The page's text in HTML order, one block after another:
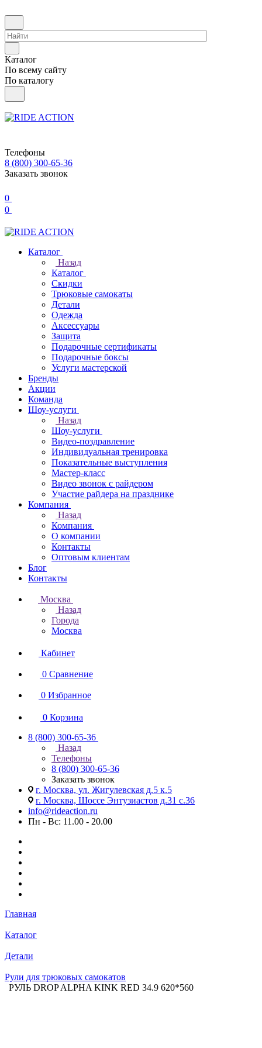
Каталог
По всему сайту
По каталогу
Телефоны
8 (800) 300-65-36
Заказать звонок
0
0
Каталог
Назад
Каталог
Скидки
Трюковые самокаты
Детали
Одежда
Аксессуары
Защита
Подарочные сертификаты
Подарочные боксы
Услуги мастерской
Бренды
Акции
Команда
Шоу-услуги
Назад
Шоу-услуги
Видео-поздравление
Индивидуальная тренировка
Показательные выступления
Мастер-класс
Видео звонок с райдером
Участие райдера на празднике
Компания
Назад
Компания
О компании
Контакты
Оптовым клиентам
Блог
Контакты
Москва
Назад
Города
Москва
Кабинет
0 Сравнение
0 Избранное
0 Корзина
8 (800) 300-65-36
Назад
Телефоны
8 (800) 300-65-36
Заказать звонок
г. Москва, ул. Жигулевская д.5 к.5
г. Москва, Шоссе Энтузиастов д.31 с.36
info@rideaction.ru
Пн - Вс: 11.00 - 20.00
Главная
Каталог
Детали
Рули для трюковых самокатов
РУЛЬ DROP ALPHA KINK RED 34.9 620*560